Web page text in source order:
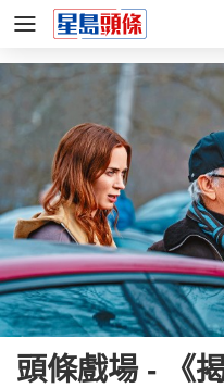
頭條戲場 - 《